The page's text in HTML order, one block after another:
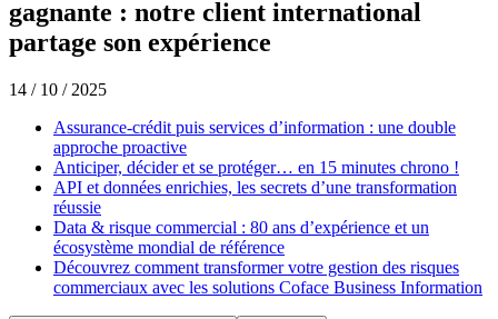
gagnante : notre client international
partage son expérience
14 / 10 / 2025
Assurance-crédit puis services d’information : une double
approche proactive
Anticiper, décider et se protéger… en 15 minutes chrono !
API et données enrichies, les secrets d’une transformation
réussie
Data & risque commercial : 80 ans d’expérience et un
écosystème mondial de référence
Découvrez comment transformer votre gestion des risques
commerciaux avec les solutions Coface Business Information